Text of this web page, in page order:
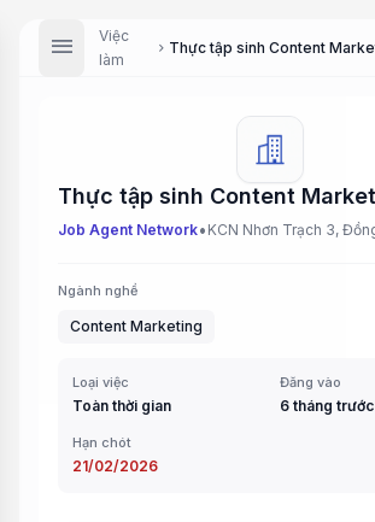
menu
Việc
làm
chevron_right
Job Agent Network• KCN Nhơn Trạch 3,
Ngành nghề
Content Marketing
Loại việc
Toàn thời gian
Đăng vào
6 tháng trước
Hạn chót
21/02/2026